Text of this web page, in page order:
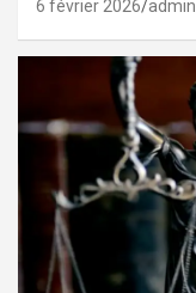
6 février 2026 admin